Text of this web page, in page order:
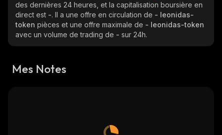
des dernières 24 heures, et la capitalisation boursière en
direct est -. Il a une offre en circulation de - leonidas-
token pièces et une offre maximale de - leonidas-token
avec un volume de trading de - sur 24h.
Mes Notes